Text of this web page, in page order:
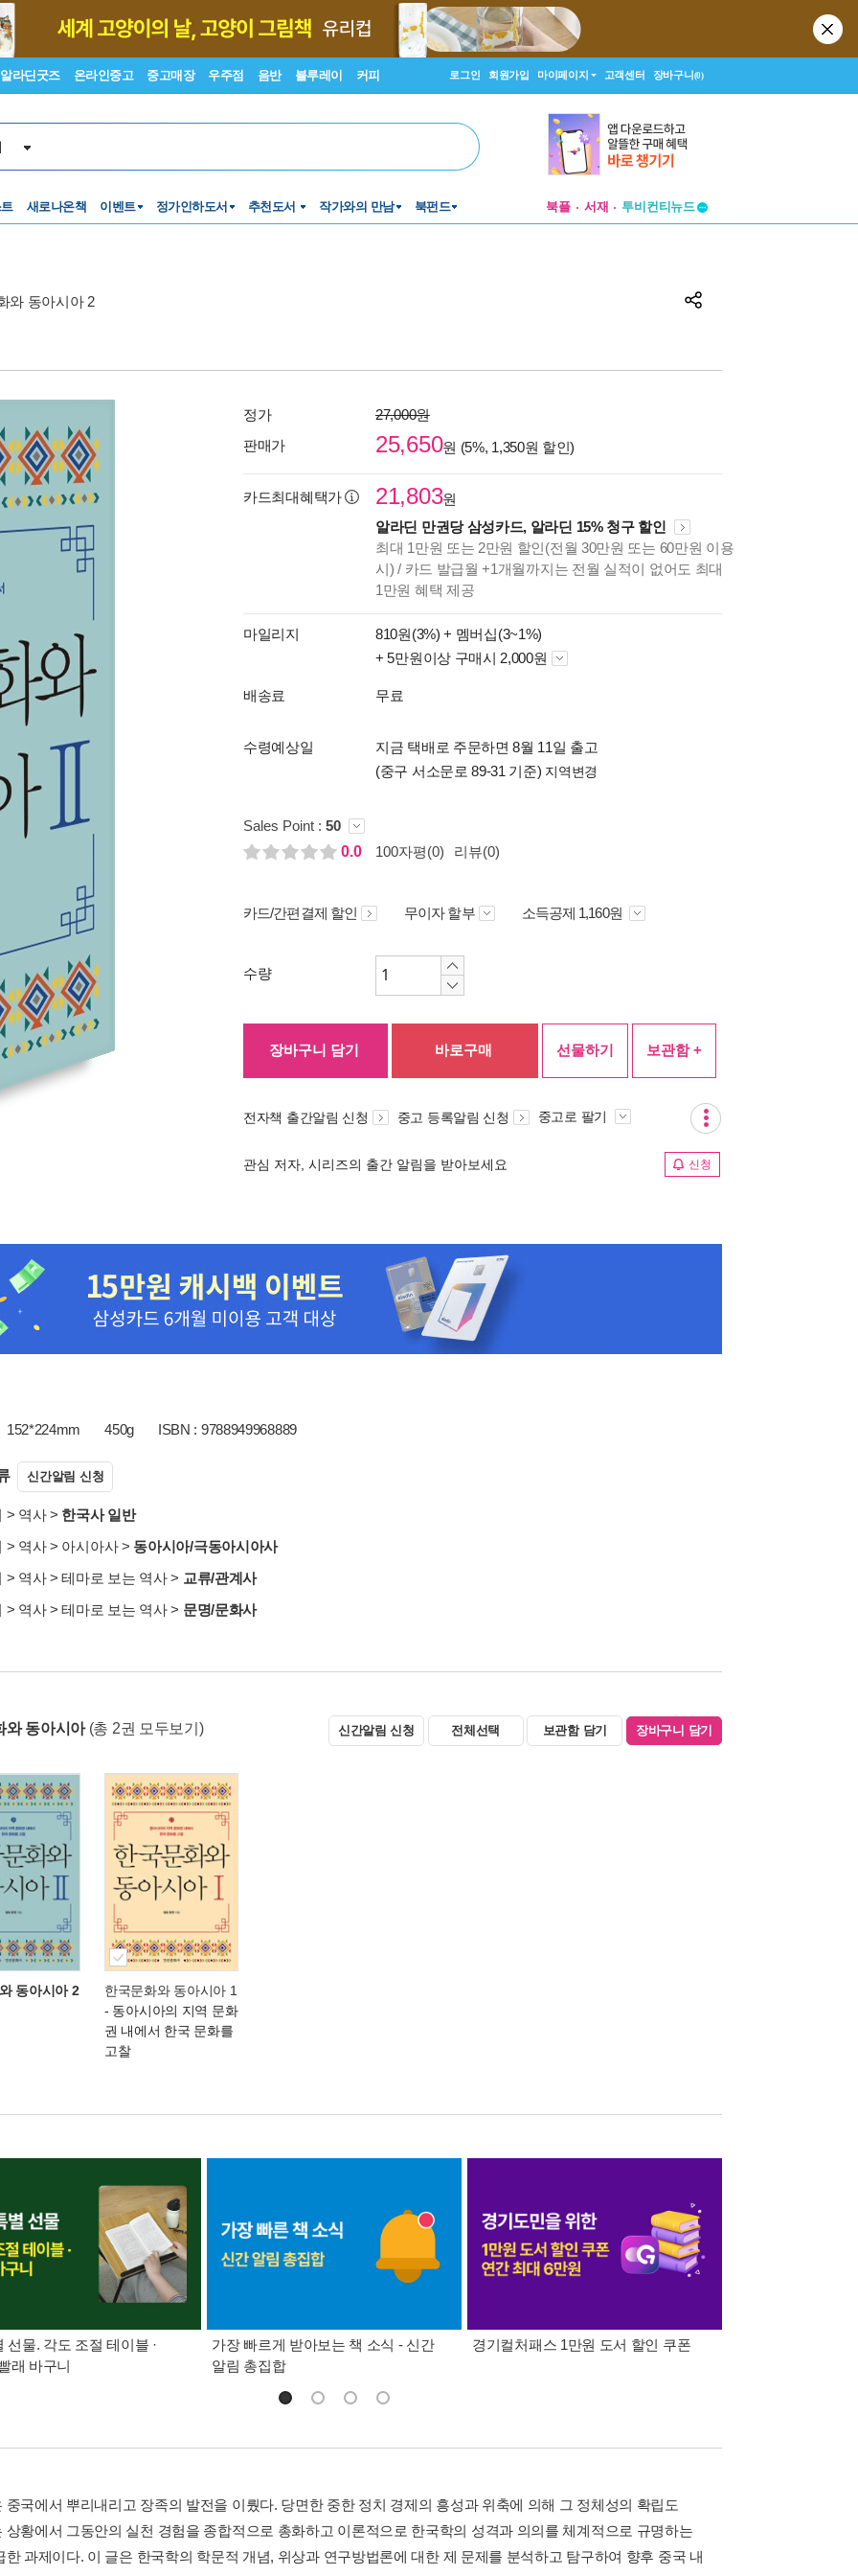
알라딘굿즈 온라인중고 중고매장 우주점 음반 블루레이 커피 로그인 회원가입 마이페이지 고객센터 장바구니(0)
새로나온책 이벤트 정가인하도서 추천도서 작가와의 만남 북펀드 북플 서재
창작플랫폼
와 동아시아 2
정가
27,000원
판매가
25,650원 (5%, 1,350원 할인)
카드최대혜택가 21,803원
알라딘 만권당 삼성카드, 알라딘 15% 청구 할인
최대 1만원 또는 2만원 할인(전월 30만원 또는 60만원 이용
시) / 카드 발급월 +1개월까지는 전월 실적이 없어도 최대
1만원 혜택 제공
마일리지 810원(3%) + 멤버십(3~1%)
+ 5만원이상 구매시 2,000원
배송료 무료
수령예상일
지금 택배로 주문하면 8월 11일 출고
(중구 서소문로 89-31 기준) 지역변경
Sales Point : 50
0.0
100자평(0) 리뷰(0)
카드/간편결제 할인 무이자 할부 소득공제 1,160원
수량
장바구니 담기 바로구매 선물하기 보관함 +
전자책 출간알림 신청 중고 등록알림 신청 중고로 팔기
관심 저자, 시리즈의 출간 알림을 받아보세요 신청
152*224mm 450g ISBN : 9788949968889
신간알림 신청
> 역사> 한국사 일반
> 역사> 아시아사> 동아시아/극동아시아사
> 역사>테마로 보는 역사> 교류/관계사
> 역사>테마로 보는 역사> 문명/문화사
와 동아시아 (총 2권 모두보기) 신간알림 신청 전체선택 보관함 담기 장바구니 담기
동아시아 2
한국문화와 동아시아 1
- 동아시아의 지역 문화
권 내에서 한국 문화를
고찰
선물. 각도 조절 테이블 ·
래 바구니
가장 빠르게 받아보는 책 소식 - 신간
알림 총집합
경기컬처패스 1만원 도서 할인 쿠폰
중국에서 뿌리내리고 장족의 발전을 이뤘다. 당면한 중한 정치 경제의 흥성과 위축에 의해 그 정체성의 확립도
상황에서 그동안의 실천 경험을 종합적으로 총화하고 이론적으로 한국학의 성격과 의의를 체계적으로 규명하는
한 과제이다. 이 글은 한국학의 학문적 개념, 위상과 연구방법론에 대한 제 문제를 분석하고 탐구하여 향후 중국 내